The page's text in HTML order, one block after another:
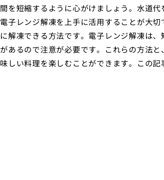
間を短縮するように心がけましょう。水道
電子レンジ解凍を上手に活用することが大
に解凍できる方法です。電子レンジ解凍は
があるので注意が必要です。これらの方法
味しい料理を楽しむことができます。この